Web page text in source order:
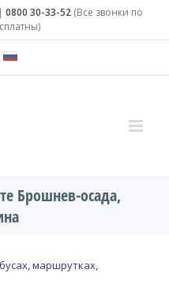
| 0800 30-33-52 (Все звонки по
Брошнев-осада,
маршрутках,